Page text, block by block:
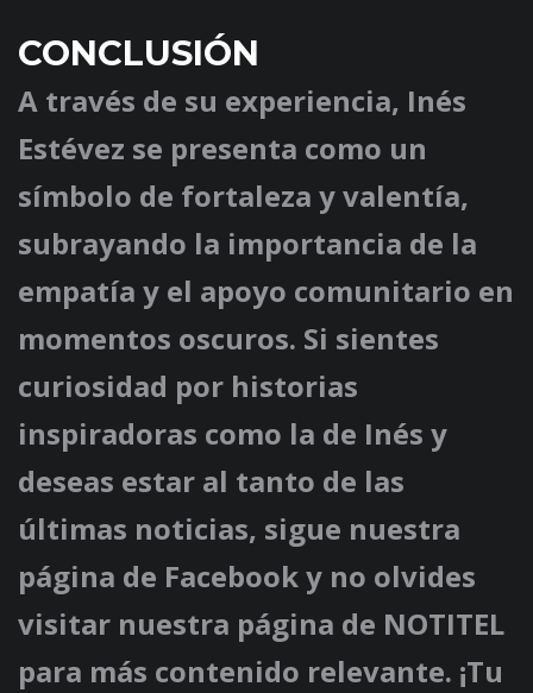
CONCLUSIÓN
A través de su experiencia, Inés
Estévez se presenta como un
símbolo de fortaleza y valentía,
subrayando la importancia de la
empatía y el apoyo comunitario en
momentos oscuros. Si sientes
curiosidad por historias
inspiradoras como la de Inés y
deseas estar al tanto de las
últimas noticias, sigue nuestra
página de Facebook y no olvides
visitar nuestra página de NOTITEL
para más contenido relevante. ¡Tu